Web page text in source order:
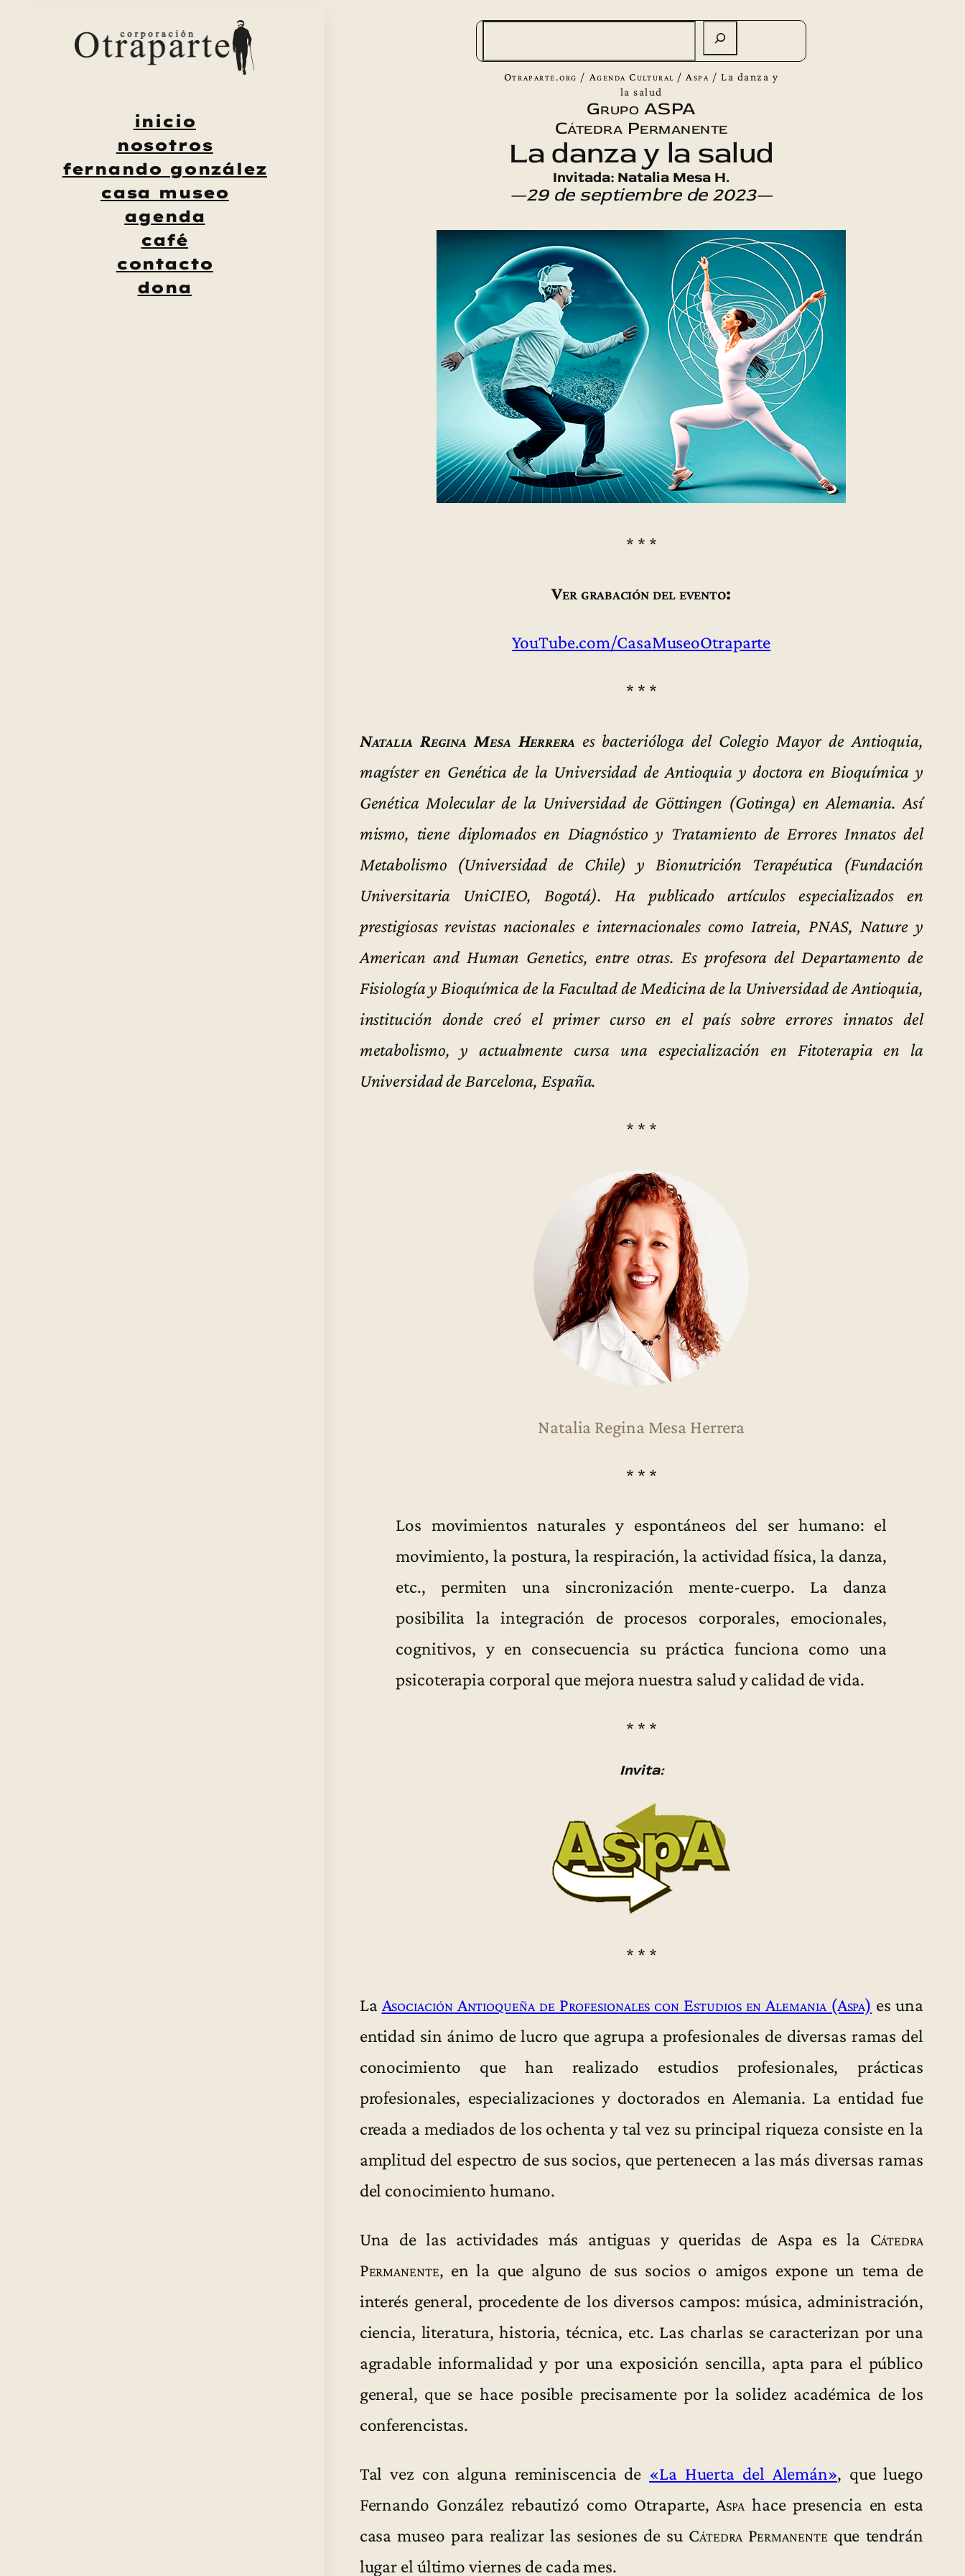
inicio
nosotros
fernando gonzález
casa museo
agenda
café
contacto
dona
Otraparte.org / Agenda Cultural / Aspa /La danza y
la salud
Grupo ASPA
Cátedra Permanente
La danza y la salud
Invitada: Natalia Mesa H.
—29 de septiembre de 2023—
* * *
Ver grabación del evento:
YouTube.com/CasaMuseoOtraparte
* * *
Natalia Regina Mesa Herrera es bacterióloga del Colegio Mayor de Antioquia,
magíster en Genética de la Universidad de Antioquia y doctora en Bioquímica y
Genética Molecular de la Universidad de Göttingen (Gotinga) en Alemania. Así
mismo, tiene diplomados en Diagnóstico y Tratamiento de Errores Innatos del
Metabolismo (Universidad de Chile) y Bionutrición Terapéutica (Fundación
Universitaria UniCIEO, Bogotá). Ha publicado artículos especializados en
prestigiosas revistas nacionales e internacionales como Iatreia, PNAS, Nature y
American and Human Genetics, entre otras. Es profesora del Departamento de
Fisiología y Bioquímica de la Facultad de Medicina de la Universidad de Antioquia,
institución donde creó el primer curso en el país sobre errores innatos del
metabolismo, y actualmente cursa una especialización en Fitoterapia en la
Universidad de Barcelona, España.
* * *
Natalia Regina Mesa Herrera
* * *
Los movimientos naturales y espontáneos del ser humano: el
movimiento, la postura, la respiración, la actividad física, la danza,
etc., permiten una sincronización mente-cuerpo. La danza
posibilita la integración de procesos corporales, emocionales,
cognitivos, y en consecuencia su práctica funciona como una
psicoterapia corporal que mejora nuestra salud y calidad de vida.
* * *
Invita:
* * *
La Asociación Antioqueña de Profesionales con Estudios en Alemania (Aspa) es una
entidad sin ánimo de lucro que agrupa a profesionales de diversas ramas del
conocimiento que han realizado estudios profesionales, prácticas
profesionales, especializaciones y doctorados en Alemania. La entidad fue
creada a mediados de los ochenta y tal vez su principal riqueza consiste en la
amplitud del espectro de sus socios, que pertenecen a las más diversas ramas
del conocimiento humano.
Una de las actividades más antiguas y queridas de Aspa es la Cátedra
Permanente, en la que alguno de sus socios o amigos expone un tema de
interés general, procedente de los diversos campos: música, administración,
ciencia, literatura, historia, técnica, etc. Las charlas se caracterizan por una
agradable informalidad y por una exposición sencilla, apta para el público
general, que se hace posible precisamente por la solidez académica de los
conferencistas.
Tal vez con alguna reminiscencia de «La Huerta del Alemán», que luego
Fernando González rebautizó como Otraparte, Aspa hace presencia en esta
casa museo para realizar las sesiones de su Cátedra Permanenteque tendrán
lugar el último viernes de cada mes.